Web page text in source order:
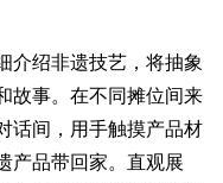
绍非遗技艺，将抽象
故事。在不同摊位间来
话间，用手触摸产品材
产品带回家。直观展